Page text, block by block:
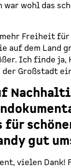
wohl das
mehr Freiheit
auf dem Land
Ich finde
der Großstadt
gut
vielen